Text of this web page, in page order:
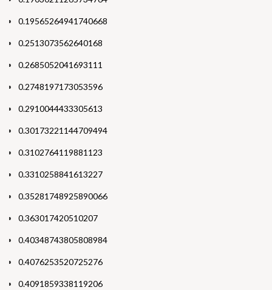
0.19565264941740668
0.2513073562640168
0.2685052041693111
0.2748197173053596
0.2910044433305613
0.30173221144709494
0.3102764119881123
0.3310258841613227
0.35281748925890066
0.363017420510207
0.40348743805808984
0.4076253520725276
0.4091859338119206